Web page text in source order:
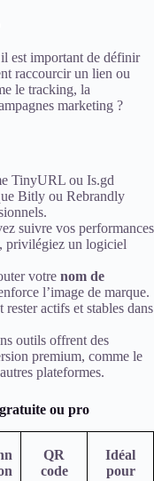
est important de définir
raccourcir un lien ou
le tracking, la
marketing ?
TinyURL ou Is.gd
Bitly ou Rebrandly
suivre vos performances
privilégiez un logiciel
votre nom de
l’image de marque.
rester actifs et stables dans
outils offrent des
premium, comme le
plateformes.
ou pro
QR
code
Idéal
pour